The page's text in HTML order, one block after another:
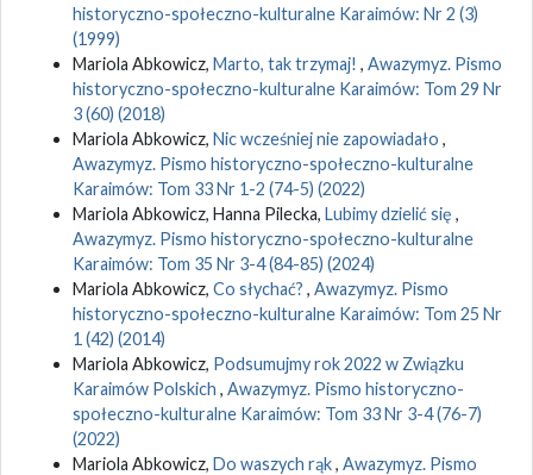
historyczno-społeczno-kulturalne Karaimów: Nr 2 (3)
(1999)
Mariola Abkowicz, Marto, tak trzymaj! , Awazymyz. Pismo
historyczno-społeczno-kulturalne Karaimów: Tom 29 Nr
3 (60) (2018)
Mariola Abkowicz, Nic wcześniej nie zapowiadało ,
Awazymyz. Pismo historyczno-społeczno-kulturalne
Karaimów: Tom 33 Nr 1-2 (74-5) (2022)
Mariola Abkowicz, Hanna Pilecka, Lubimy dzielić się ,
Awazymyz. Pismo historyczno-społeczno-kulturalne
Karaimów: Tom 35 Nr 3-4 (84-85) (2024)
Mariola Abkowicz, Co słychać? , Awazymyz. Pismo
historyczno-społeczno-kulturalne Karaimów: Tom 25 Nr
1 (42) (2014)
Mariola Abkowicz, Podsumujmy rok 2022 w Związku
Karaimów Polskich , Awazymyz. Pismo historyczno-
społeczno-kulturalne Karaimów: Tom 33 Nr 3-4 (76-7)
(2022)
Mariola Abkowicz, Do waszych rąk, Awazymyz. Pismo